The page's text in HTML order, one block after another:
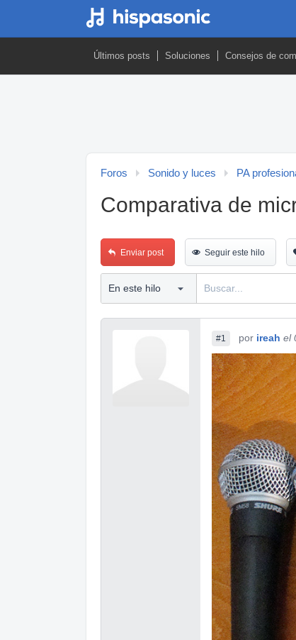
Últimos posts Soluciones Consejos de
Foros Sonido y luces PA
Comparativa de
Enviar post Seguir este hilo
#1 por ireah el